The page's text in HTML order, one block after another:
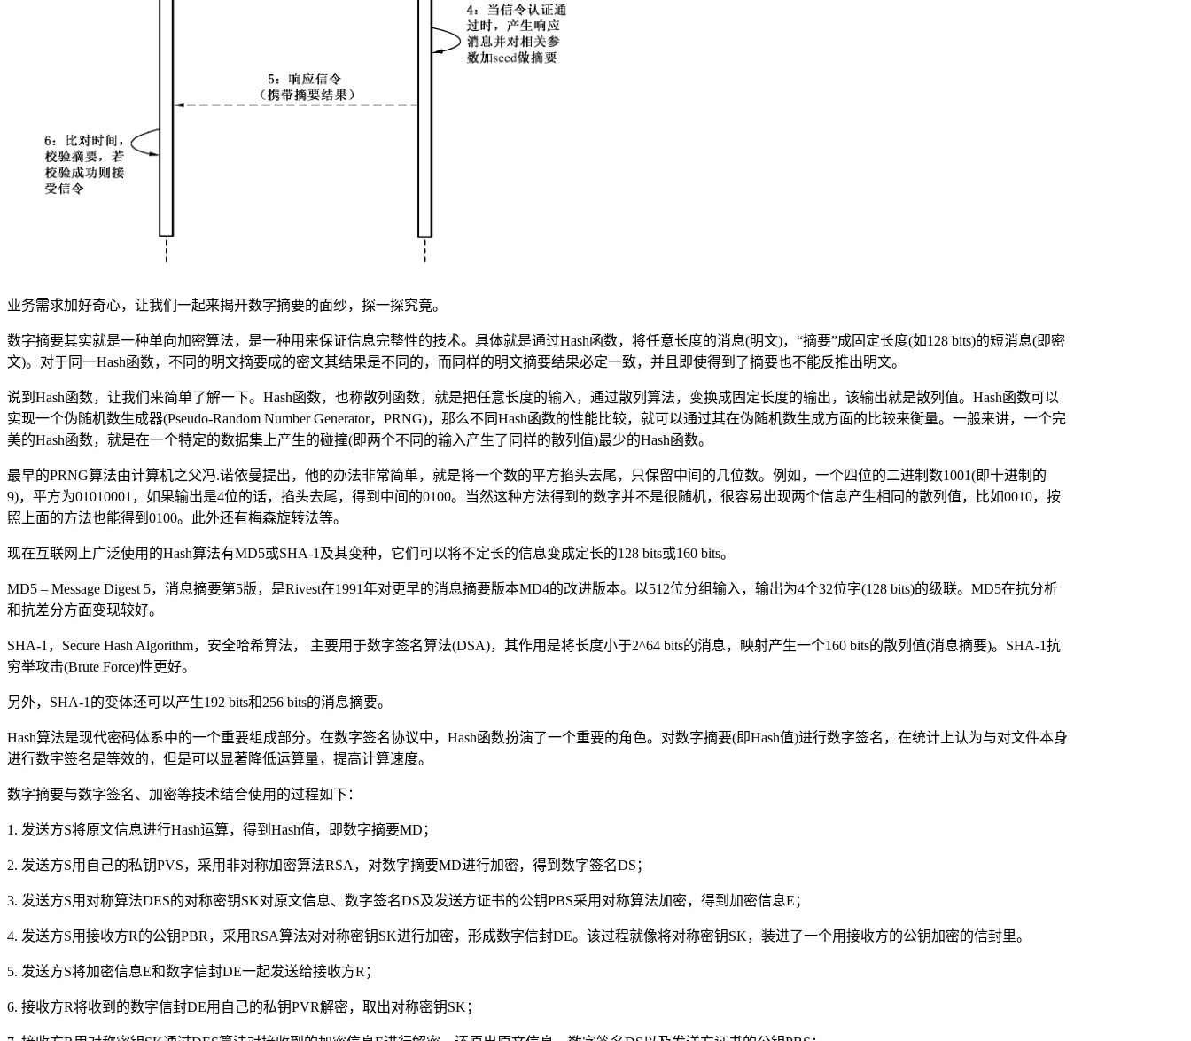
业务需求加好奇心，让我们一起来揭开数字摘要的面纱，探一探究竟。
数字摘要其实就是一种单向加密算法，是一种用来保证信息完整性的技术。具体就是通过Hash函数，将任意长度的消息(明文)，“摘要”成固定长度(如128 bits)的短消息(即密
文)。对于同一Hash函数，不同的明文摘要成的密文其结果是不同的，而同样的明文摘要结果必定一致，并且即使得到了摘要也不能反推出明文。
说到Hash函数，让我们来简单了解一下。Hash函数，也称散列函数，就是把任意长度的输入，通过散列算法，变换成固定长度的输出，该输出就是散列值。Hash函数可以
实现一个伪随机数生成器(Pseudo-Random Number Generator，PRNG)，那么不同Hash函数的性能比较，就可以通过其在伪随机数生成方面的比较来衡量。一般来讲，一个完
美的Hash函数，就是在一个特定的数据集上产生的碰撞(即两个不同的输入产生了同样的散列值)最少的Hash函数。
最早的PRNG算法由计算机之父冯.诺依曼提出，他的办法非常简单，就是将一个数的平方掐头去尾，只保留中间的几位数。例如，一个四位的二进制数1001(即十进制的
9)，平方为01010001，如果输出是4位的话，掐头去尾，得到中间的0100。当然这种方法得到的数字并不是很随机，很容易出现两个信息产生相同的散列值，比如0010，按
照上面的方法也能得到0100。此外还有梅森旋转法等。
现在互联网上广泛使用的Hash算法有MD5或SHA-1及其变种，它们可以将不定长的信息变成定长的128 bits或160 bits。
MD5 – Message Digest 5，消息摘要第5版，是Rivest在1991年对更早的消息摘要版本MD4的改进版本。以512位分组输入，输出为4个32位字(128 bits)的级联。MD5在抗分析
和抗差分方面变现较好。
SHA-1，Secure Hash Algorithm，安全哈希算法， 主要用于数字签名算法(DSA)，其作用是将长度小于2^64 bits的消息，映射产生一个160 bits的散列值(消息摘要)。SHA-1抗
穷举攻击(Brute Force)性更好。
另外，SHA-1的变体还可以产生192 bits和256 bits的消息摘要。
Hash算法是现代密码体系中的一个重要组成部分。在数字签名协议中，Hash函数扮演了一个重要的角色。对数字摘要(即Hash值)进行数字签名，在统计上认为与对文件本身
进行数字签名是等效的，但是可以显著降低运算量，提高计算速度。
数字摘要与数字签名、加密等技术结合使用的过程如下：
1. 发送方S将原文信息进行Hash运算，得到Hash值，即数字摘要MD；
2. 发送方S用自己的私钥PVS，采用非对称加密算法RSA，对数字摘要MD进行加密，得到数字签名DS；
3. 发送方S用对称算法DES的对称密钥SK对原文信息、数字签名DS及发送方证书的公钥PBS采用对称算法加密，得到加密信息E；
4. 发送方S用接收方R的公钥PBR，采用RSA算法对对称密钥SK进行加密，形成数字信封DE。该过程就像将对称密钥SK，装进了一个用接收方的公钥加密的信封里。
5. 发送方S将加密信息E和数字信封DE一起发送给接收方R；
6. 接收方R将收到的数字信封DE用自己的私钥PVR解密，取出对称密钥SK；